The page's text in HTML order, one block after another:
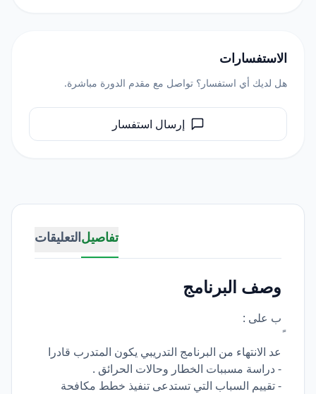
تفاصيلالتعليقات
وصف البرنامج
ب على :
عد الانتهاء من البرنامج التدريبي يكون المتدرب قادرا
- دراسة مسببات الخطار وحالات الحرائق .
- تقييم السباب التي تستدعى تنفيذ خطط مكافحة
الاستفسارات
هل لديك أي استفسار؟ تواصل مع مقدم الدورة مباشرة.
إرسال استفسار